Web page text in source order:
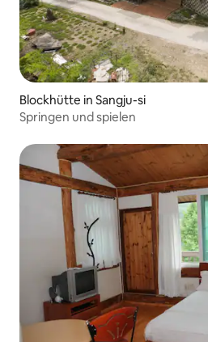
Blockhütte in Sangju-si
Springen und spielen